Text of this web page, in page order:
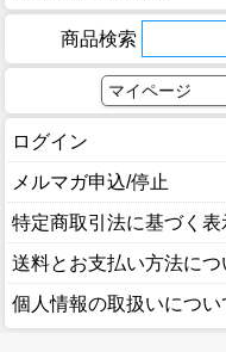
商品検索
マイページ
ログイン
メルマガ申込/停止
特定商取引法に基づく表
送料とお支払い方法につ
個人情報の取扱いについ